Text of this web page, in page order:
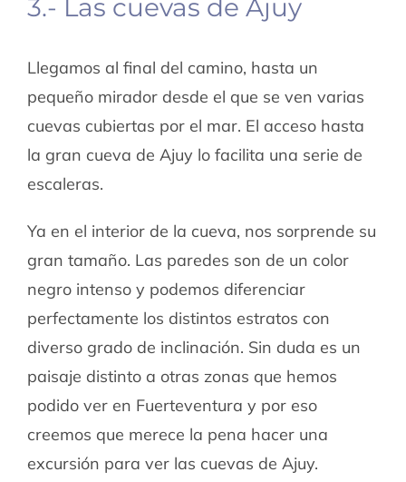
3.- Las cuevas de Ajuy
Llegamos al final del camino, hasta un
pequeño mirador desde el que se ven varias
cuevas cubiertas por el mar. El acceso hasta
la gran cueva de Ajuy lo facilita una serie de
escaleras.
Ya en el interior de la cueva, nos sorprende su
gran tamaño. Las paredes son de un color
negro intenso y podemos diferenciar
perfectamente los distintos estratos con
diverso grado de inclinación. Sin duda es un
paisaje distinto a otras zonas que hemos
podido ver en Fuerteventura y por eso
creemos que merece la pena hacer una
excursión para ver las cuevas de Ajuy.